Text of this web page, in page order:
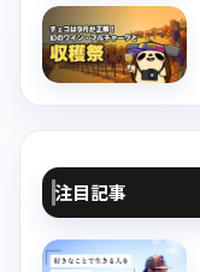
注目記事